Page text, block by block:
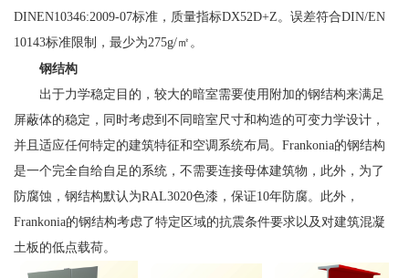
DINEN10346:2009-07标准，质量指标DX52D+Z。误差符合DIN/EN
10143标准限制，最少为275g/㎡。
钢结构
出于力学稳定目的，较大的暗室需要使用附加的钢结构来满足
屏蔽体的稳定，同时考虑到不同暗室尺寸和构造的可变力学设计，
并且适应任何特定的建筑特征和空调系统布局。Frankonia的钢结构
是一个完全自给自足的系统，不需要连接母体建筑物，此外，为了
防腐蚀，钢结构默认为RAL3020色漆，保证10年防腐。此外，
Frankonia的钢结构考虑了特定区域的抗震条件要求以及对建筑混凝
土板的低点载荷。